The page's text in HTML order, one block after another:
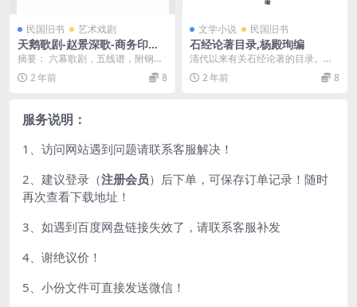
民国旧书 艺术戏剧
天鹅歌剧-赵景深歌-商务印书
馆
摘要： 六幕歌剧，五线谱，附钢琴
伴奏谱 截图：
2 年前 8
文学小说 民国旧书
石经论著目录,杨殿珣编
清代以来有关石经论著的目录。分
通论、熹平石经、正始石柱、开成
石柱、广政石柱、绍兴...
2 年前 8
服务说明：
1、访问网站遇到问题请联系客服解决！
2、建议登录（注册会员）后下单，可保存订单记录！随时
再次查看下载地址！
3、如遇到百度网盘链接失效了，请联系客服补发
4、谢绝议价！
5、小份文件可直接发送微信！